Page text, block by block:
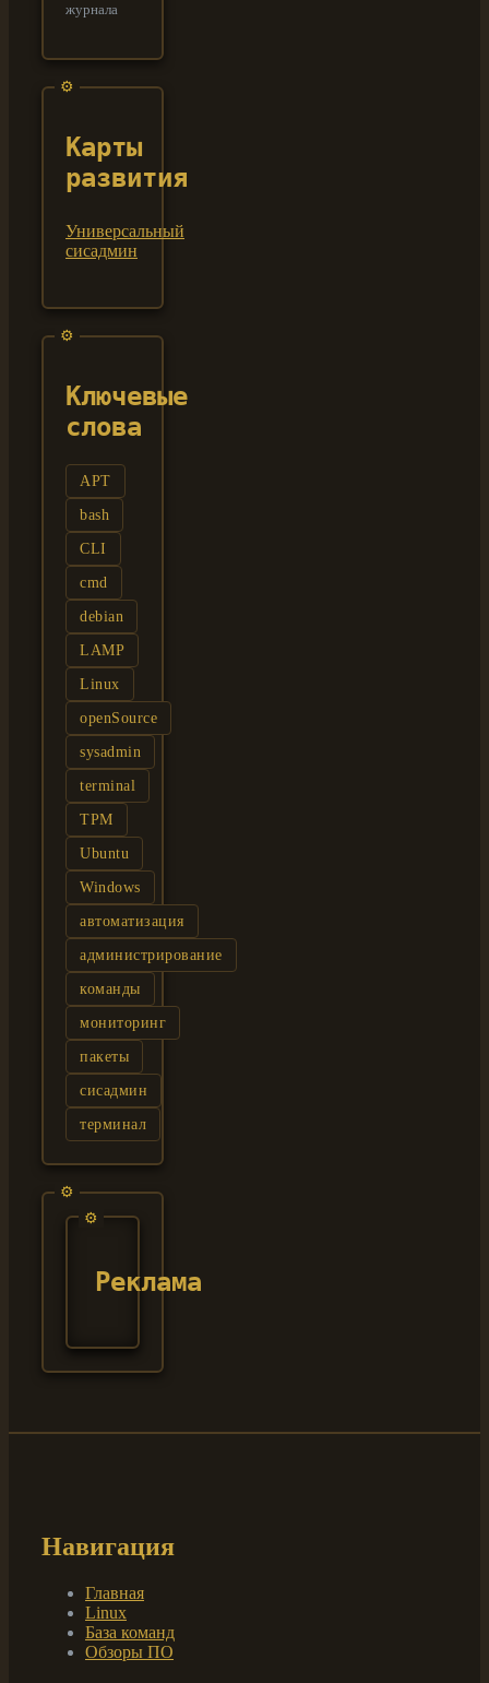
журнала
Карты
развития
Универсальный
сисадмин
Ключевые
слова
APT
bash
CLI
cmd
debian
LAMP
Linux
openSource
sysadmin
terminal
TPM
Ubuntu
Windows
автоматизация
администрирование
команды
мониторинг
пакеты
сисадмин
терминал
Реклама
Навигация
Главная
Linux
База команд
Обзоры ПО